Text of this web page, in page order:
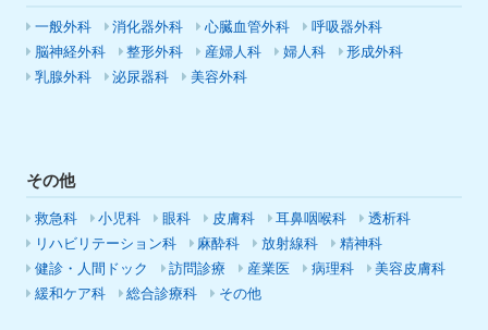
一般外科 消化器外科 心臓血管外科
呼吸器外科
脳神経外科
整形外科 産婦人科 婦人科
形成外科
乳腺外科
泌尿器科 美容外科
その他
救急科 小児科 眼科 皮膚科 耳鼻咽喉科
透析科
リハビリテーション科
麻酔科 放射線科
精神科
健診・人間ドック
訪問診療 産業医 病理科
美容皮膚科
緩和ケア科
総合診療科 その他